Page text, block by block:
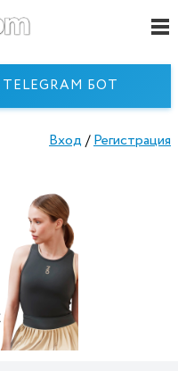
БОТ
Вход /Регистрация